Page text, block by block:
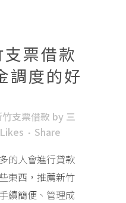
支票借款
調度的好
竹支票借款 by 三
Likes
Share
的人會進行貸款
東西，推薦新竹
續簡便、管理成